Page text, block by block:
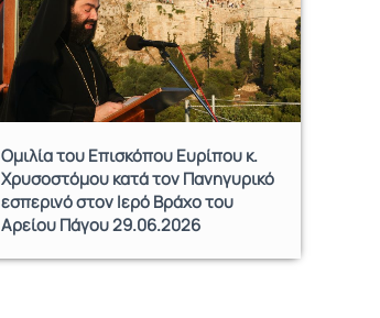
Ομιλία του Επισκόπου Ευρίπου κ.
Χρυσοστόμου κατά τον Πανηγυρικό
εσπερινό στον Ιερό Βράχο του
Αρείου Πάγου 29.06.2026